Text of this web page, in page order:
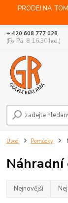
PRODEJ NA
+ 420 608 777 028
(Po-Pá, 8-16:30 hod.)
Úvod Pomůcky
Náhradní
Nejnovější